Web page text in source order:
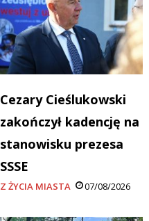
Cezary Cieślukowski
zakończył kadencję na
stanowisku prezesa
SSSE
Z ŻYCIA MIASTA 07/08/2026